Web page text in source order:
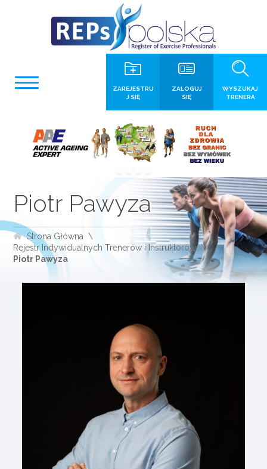
WYSZUKAJ
TRENERA
ZALOGUJ
SIĘ
ZAREJESTRU
J SIĘ
Piotr Pawyza
Strona Główna
Rejestr Indywidualnych Trenerów i Instruktorów
Piotr Pawyza